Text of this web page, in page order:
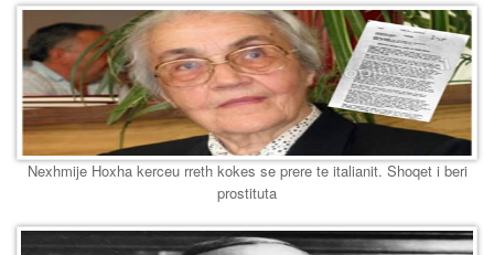
Nexhmije Hoxha kerceu rreth kokes se prere te italianit. Shoqet i beri
prostituta